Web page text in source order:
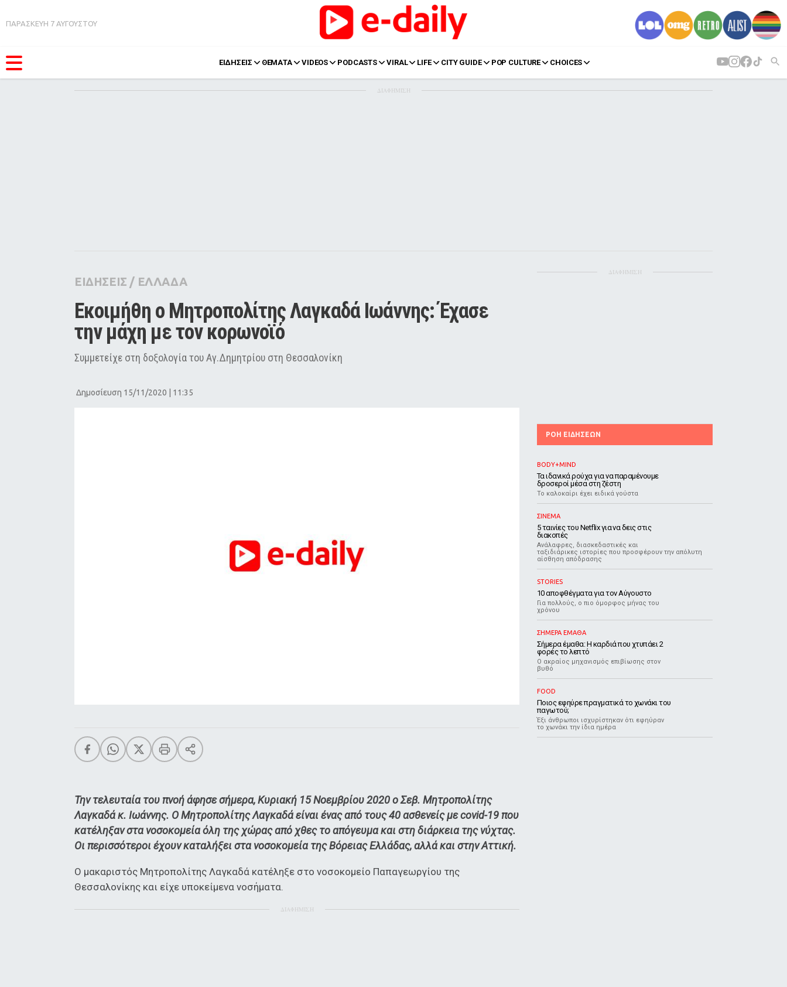
ΠΑΡΑΣΚΕΥΗ 7 ΑΥΓΟΥΣΤΟΥ
ΕΙΔΗΣΕΙΣ ΘΕΜΑΤΑ VIDEOS PODCASTS VIRAL LIFE CITY GUIDE POP CULTURE CHOICES
Pop Culture
Agenda
ΔΙΑΦΗΜΙΣΗ
ΕΙΔΗΣΕΙΣ / ΕΛΛΑΔΑ
Εκοιμήθη ο Μητροπολίτης Λαγκαδά Ιωάννης: Έχασε
την μάχη με τον κορωνοϊό
Συμμετείχε στη δοξολογία του Αγ.Δημητρίου στη Θεσσαλονίκη
Δημοσίευση 15/11/2020 | 11:35
Την τελευταία του πνοή άφησε σήμερα, Κυριακή 15 Νοεμβρίου 2020 ο Σεβ. Μητροπολίτης
Λαγκαδά κ. Ιωάννης. Ο Μητροπολίτης Λαγκαδά είναι ένας από τους 40 ασθενείς με covid-19 που
κατέληξαν στα νοσοκομεία όλη της χώρας από χθες το απόγευμα και στη διάρκεια της νύχτας.
Οι περισσότεροι έχουν καταλήξει στα νοσοκομεία της Βόρειας Ελλάδας, αλλά και στην Αττική.
Ο μακαριστός Μητροπολίτης Λαγκαδά κατέληξε στο νοσοκομείο Παπαγεωργίου της
Θεσσαλονίκης και είχε υποκείμενα νοσήματα.
ΔΙΑΦΗΜΙΣΗ
ΔΙΑΦΗΜΙΣΗ
ΡΟΗ ΕΙΔΗΣΕΩΝ
BODY+MIND
Τα ιδανικά ρούχα για να παραμένουμε
δροσεροί μέσα στη ζέστη
To καλοκαίρι έχει ειδικά γούστα
ΣΙΝΕΜΑ
5 ταινίες του Netflix για να δεις στις
διακοπές
Aνάλαφρες, διασκεδαστικές και
ταξιδιάρικες ιστορίες που προσφέρουν την απόλυτη
αίσθηση απόδρασης
STORIES
10 αποφθέγματα για τον Αύγουστο
Για πολλούς, ο πιο όμορφος μήνας του
χρόνου
ΣΗΜΕΡΑ ΕΜΑΘΑ
Σήμερα έμαθα: Η καρδιά που χτυπάει 2
φορές το λεπτό
Ο ακραίος μηχανισμός επιβίωσης στον
βυθό
FOOD
Ποιος εφηύρε πραγματικά το χωνάκι του
παγωτού;
Έξι άνθρωποι ισχυρίστηκαν ότι εφηύραν
το χωνάκι την ίδια ημέρα